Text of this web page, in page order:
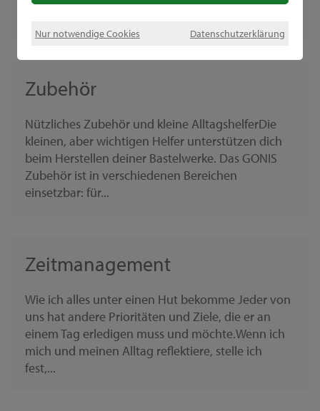
Nur notwendige Cookies Datenschutzerklärung
Zubehör
Nützliches Zubehör und kleine AlltagshelferDie
kleinen, aber wichtigen Helfer unterstützen dich
beim Herstellen deiner Bastelwerke. Das GONIS
Zubehör ist in verschiedenen Bereichen
einsetzbar: für...
Zeitmanagement
Wie ich alles unter einen Hut bekomme Jeder von
uns hat andere Prioritäten und Ziele, die er an
einem Tag erledigen muss und möchte.Wenn ich
mich und meinen Alltag reflektiere, stelle ich
fest,...